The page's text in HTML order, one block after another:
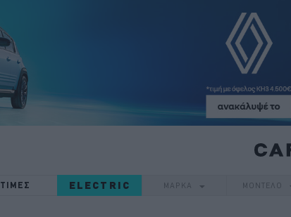
ΤΙΜΕΣ ELECTRIC ΜΑΡΚΑ ΜΟΝΤΕΛΟ